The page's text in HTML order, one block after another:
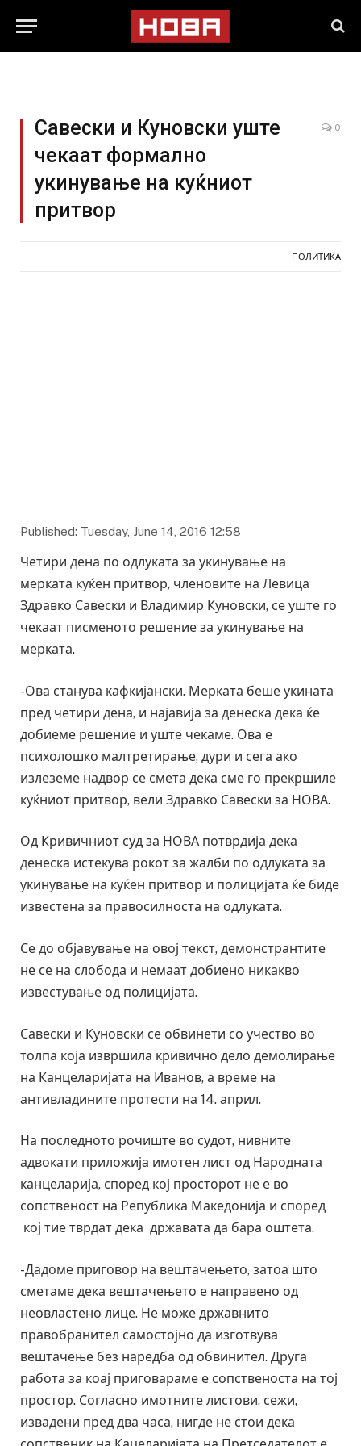
Савески и Куновски уште
чекаат формално
укинување на куќниот
притвор
0
ПОЛИТИКА
Published: Tuesday, June 14, 2016 12:58
Четири дена по одлуката за укинување на
мерката куќен притвор, членовите на Левица
Здравко Савески и Владимир Куновски, се уште го
чекаат писменото решение за укинување на
мерката.
-Ова станува кафкијански. Мерката беше укината
пред четири дена, и најавија за денеска дека ќе
добиеме решение и уште чекаме. Ова е
психолошко малтретирање, дури и сега ако
излеземе надвор се смета дека сме го прекршиле
куќниот притвор, вели Здравко Савески за НОВА.
Од Кривичниот суд за НОВА потврдија дека
денеска истекува рокот за жалби по одлуката за
укинување на куќен притвор и полицијата ќе биде
известена за правосилноста на одлуката.
Се до објавување на овој текст, демонстрантите
не се на слобода и немаат добиено никакво
известување од полицијата.
Савески и Куновски се обвинети со учество во
толпа која извршила кривично дело демолирање
на Канцеларијата на Иванов, а време на
антивладините протести на 14. април.
На последното рочиште во судот, нивните
адвокати приложија имотен лист од Народната
канцеларија, според кој просторот не е во
сопственост на Република Македонија и според
кој тие тврдат дека државата да бара оштета.
-Дадоме приговор на вештачењето, затоа што
сметаме дека вештачењето е направено од
неовластено лице. Не може државнито
правобранител самостојно да изготвува
вештачење без наредба од обвинител. Друга
работа за коај приговараме е сопственоста на тој
простор. Согласно имотните листови, сежи,
извадени пред два часа, нигде не стои дека